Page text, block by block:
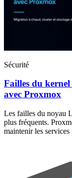
Sécurité
Failles du
avec Proxmox
Les failles du noyau
plus fréquents.
maintenir les services